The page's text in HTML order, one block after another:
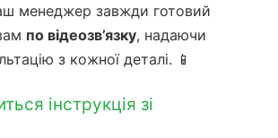
менеджер завжди готовий
по відеозв’язку, надаючи
з кожної деталі. 📱
інструкція зі